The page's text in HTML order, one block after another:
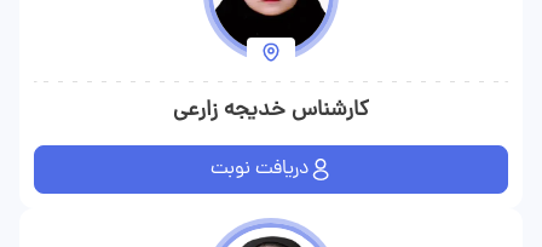
کارشناس خدیجه زارعی
دریافت نوبت